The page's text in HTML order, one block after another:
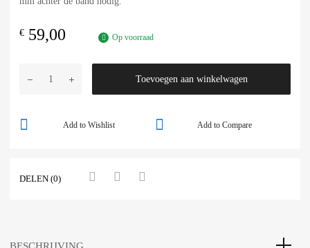
€ 59,00 Op voorraad
Toevoegen aan winkelwagen
Add to Compare
Add to Wishlist
DELEN (0)
BESCHRIJVING